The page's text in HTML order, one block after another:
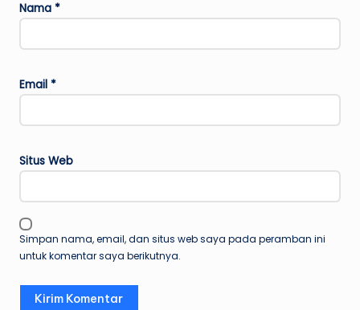
Nama *
Email *
Situs Web
Simpan nama, email, dan situs web saya pada peramban ini
untuk komentar saya berikutnya.